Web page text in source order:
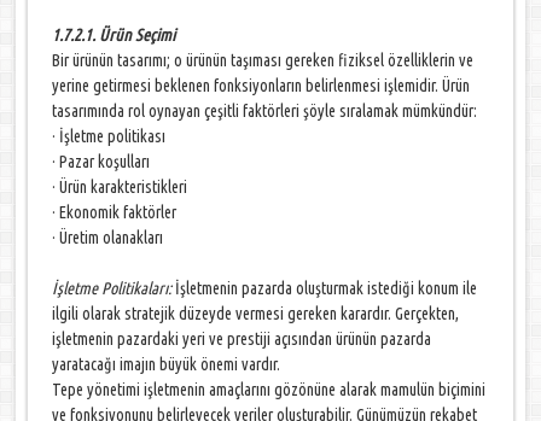
1.7.2.1. Ürün Seçimi
Bir ürünün tasarımı; o ürünün taşıması gereken fiziksel özelliklerin ve
yerine getirmesi beklenen fonksiyonların belirlenmesi işlemidir. Ürün
tasarımında rol oynayan çeşitli faktörleri şöyle sıralamak mümkündür:
· İşletme politikası
· Pazar koşulları
· Ürün karakteristikleri
· Ekonomik faktörler
· Üretim olanakları
İşletme Politikaları:İşletmenin pazarda oluşturmak istediği konum ile
ilgili olarak stratejik düzeyde vermesi gereken karardır. Gerçekten,
işletmenin pazardaki yeri ve prestiji açısından ürünün pazarda
yaratacağı imajın büyük önemi vardır.
Tepe yönetimi işletmenin amaçlarını gözönüne alarak mamulün biçimini
ve fonksiyonunu belirleyecek veriler oluşturabilir. Günümüzün rekabet